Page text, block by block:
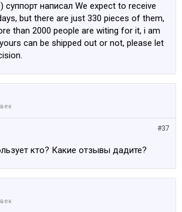
за 73 ЕУР.
суппорт написал We expect to receive
but there are just 330 pieces of them,
than 2000 people are witing for it, i am
can be shipped out or not, please let
#37
кто? Какие отзывы дадите?